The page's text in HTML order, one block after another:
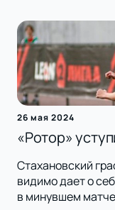
26 мая 2024
«Ротор»
Стахановский
видимо дает о
в минувшем